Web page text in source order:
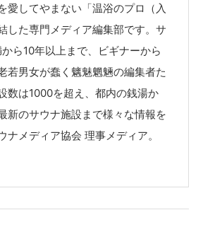
愛してやまない「温浴のプロ（入
した専門メディア編集部です。サ
ら10年以上まで、ビギナーから
若男女が蠢く魑魅魍魎の編集者た
数は1000を超え、都内の銭湯か
新のサウナ施設まで様々な情報を
ナメディア協会 理事メディア。